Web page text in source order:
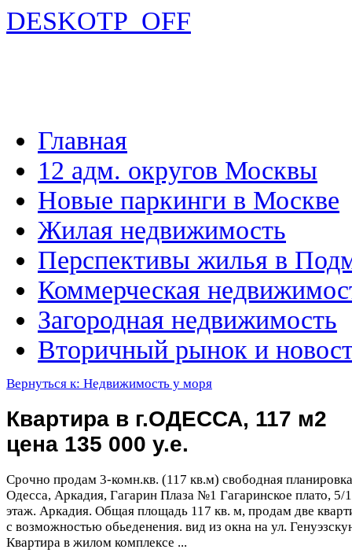
DESKOTP_OFF
Главная
12 адм. округов Москвы
Новые паркинги в Москве
Жилая недвижимость
Перспективы жилья в
Коммерческая
Загородная недвижимость
Вторичный рынок и
Вернуться к: Недвижимость у моря
Квартира в г.ОДЕССА, 117 м2
цена 135 000 у.е.
Срочно продам 3-комн.кв. (117 кв.м) свободная
Одесса, Аркадия, Гагарин Плаза №1 Гагаринское плато, 5/
этаж. Аркадия. Общая площадь 117 кв. м, продам две
с возможностью обьеденения. вид из окна на ул.
Квартира в жилом комплексе ...